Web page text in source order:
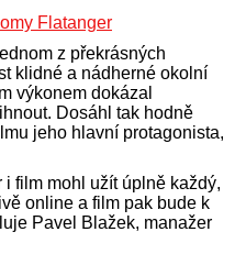
Flatanger
z překrásných
klidné a nádherné okolní
výkonem dokázal
Dosáhl tak hodně
jeho hlavní protagonista,
film mohl užít úplně každý,
online a film pak bude k
Pavel Blažek, manažer